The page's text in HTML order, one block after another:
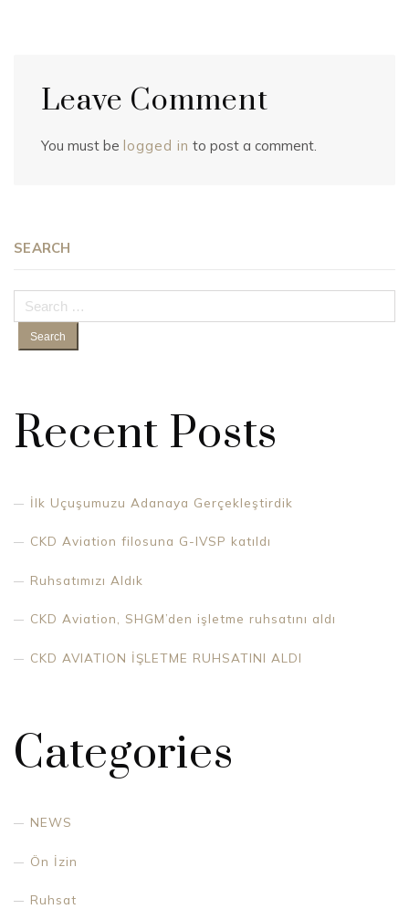
Leave Comment
You must be logged in to post a comment.
SEARCH
Search
for:
Recent Posts
İlk Uçuşumuzu Adanaya Gerçekleştirdik
CKD Aviation filosuna G-IVSP katıldı
Ruhsatımızı Aldık
CKD Aviation, SHGM’den işletme ruhsatını aldı
CKD AVIATION İŞLETME RUHSATINI ALDI
Categories
NEWS
Ön İzin
Ruhsat